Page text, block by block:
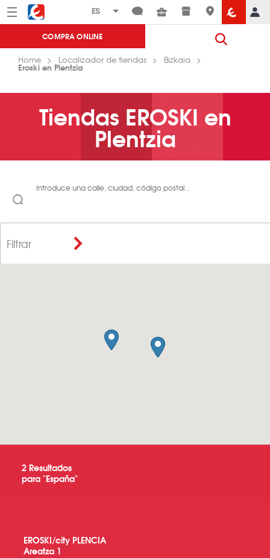
Menú Eroski
COMPRA ONLINE
Home Localizador de tiendas Bizkaia
Eroski en Plentzia
Tiendas EROSKI en
Plentzia
Introduce una calle, ciudad, código postal...
2Resultados
para "España"
EROSKI/city PLENCIA
Areatza 1